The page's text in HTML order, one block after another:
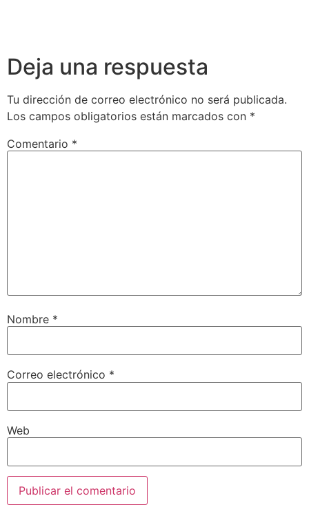
Deja una respuesta
Tu dirección de correo electrónico no será publicada.
Los campos obligatorios están marcados con *
Comentario *
Nombre *
Correo electrónico *
Web